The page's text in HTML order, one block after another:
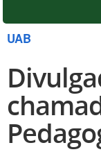
UAB